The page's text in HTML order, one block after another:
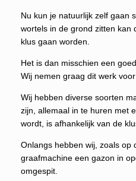
Nu kun je natuurlijk zelf gaan
wortels in de grond zitten kan
klus gaan worden.
Het is dan misschien een
Wij nemen graag dit werk
Wij hebben diverse soorten
zijn, allemaal in te huren met
wordt, is afhankelijk van de
Onlangs hebben wij, zoals op
graafmachine een gazon in
omgespit.